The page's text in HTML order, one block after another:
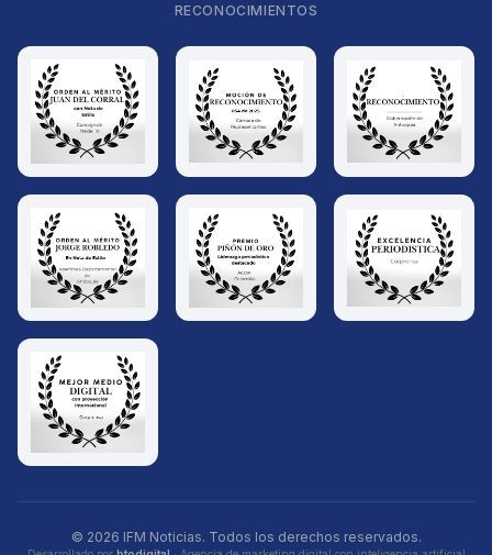
RECONOCIMIENTOS
© 2026 IFM Noticias. Todos los derechos reservados.